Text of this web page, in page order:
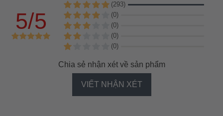
5/5
(293)
(0)
(0)
(0)
(0)
Chia sẻ nhận xét về sản phẩm
VIẾT NHẬN XÉT